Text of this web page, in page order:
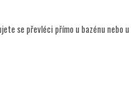
se převléci přímo u bazénu nebo